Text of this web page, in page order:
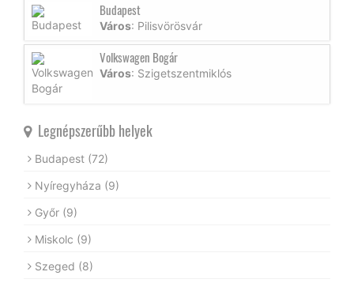
Budapest
Város: Pilisvörösvár
Volkswagen Bogár
Város: Szigetszentmiklós
Legnépszerűbb helyek
Budapest (72)
Nyíregyháza (9)
Győr (9)
Miskolc (9)
Szeged (8)